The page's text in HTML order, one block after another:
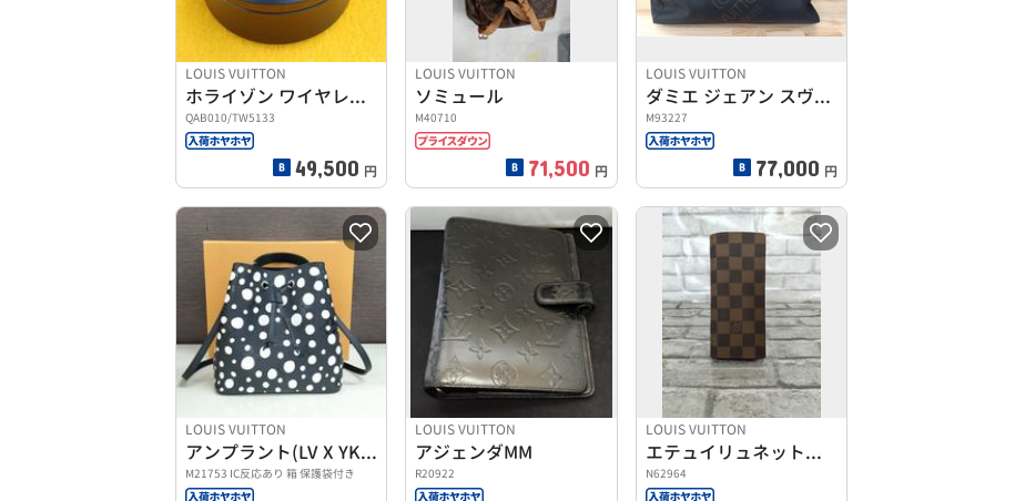
LOUIS VUITTON
ホライゾン ワイヤレス イヤホン
QAB010/TW5133
49,500 円
LOUIS VUITTON
ソミュール
M40710
71,500 円
LOUIS VUITTON
ダミエ ジェアン スヴラン
M93227
77,000 円
LOUIS VUITTON
アンプラント(LV X YK) ネオ ノエ
M21753 IC反応あり 箱 保護袋付き
LOUIS VUITTON
アジェンダMM
R20922
LOUIS VUITTON
エテュイリュネットサンプール
N62964